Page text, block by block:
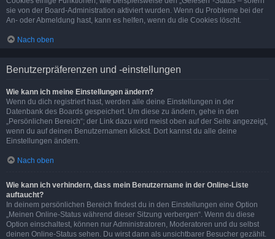
sie von der Board-Administration aktiviert wurden. Wenn du Probleme bei der
An- oder Abmeldung hast, kann es helfen, wenn du die Cookies löscht.
Nach oben
Benutzerpräferenzen und -einstellungen
Wie kann ich meine Einstellungen ändern?
Wenn du dich registriert hast, werden alle deine Einstellungen in der
Datenbank des Boards gespeichert. Um diese zu ändern, gehe in den
„Persönlichen Bereich“; der Link dazu wird meist oben auf der Seite angezeigt,
wenn du auf deinen Benutzernamen klickst. Dort kannst du alle deine
Einstellungen ändern.
Nach oben
Wie kann ich verhindern, dass mein Benutzername in der Online-Liste
auftaucht?
In deinem persönlichen Bereich findest du in den Einstellungen eine Option
„Meinen Online-Status während dieser Sitzung verbergen“. Wenn du diese
Option einschaltest, können nur Administratoren, Moderatoren und du selbst
deinen Online-Status sehen. Du wirst dann als unsichtbarer Besucher gezählt.